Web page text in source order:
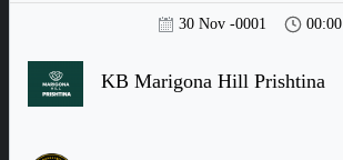
30 Nov -0001 00:00
KB Marigona Hill Prishtina